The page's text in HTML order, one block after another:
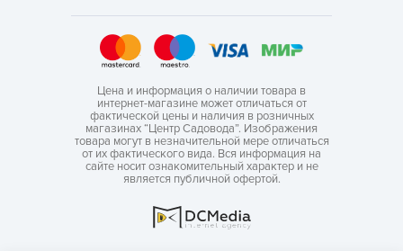
Цена и информация о наличии товара в
интернет-магазине может отличаться от
фактической цены и наличия в розничных
магазинах “Центр Садовода”. Изображения
товара могут в незначительной мере отличаться
от их фактического вида. Вся информация на
сайте носит ознакомительный характер и не
является публичной офертой.